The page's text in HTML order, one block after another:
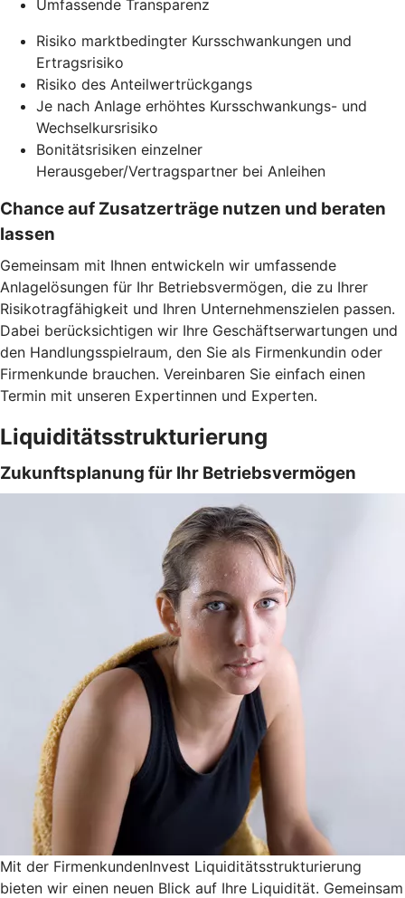
Umfassende Transparenz
Risiko marktbedingter Kursschwankungen und
Ertragsrisiko
Risiko des Anteilwertrückgangs
Je nach Anlage erhöhtes Kursschwankungs- und
Wechselkursrisiko
Bonitätsrisiken einzelner
Herausgeber/Vertragspartner bei Anleihen
Chance auf Zusatzerträge nutzen und beraten
lassen
Gemeinsam mit Ihnen entwickeln wir umfassende
Anlagelösungen für Ihr Betriebsvermögen, die zu Ihrer
Risikotragfähigkeit und Ihren Unternehmenszielen passen.
Dabei berücksichtigen wir Ihre Geschäftserwartungen und
den Handlungsspielraum, den Sie als Firmenkundin oder
Firmenkunde brauchen. Vereinbaren Sie einfach einen
Termin mit unseren Expertinnen und Experten.
Liquiditätsstrukturierung
Zukunftsplanung für Ihr Betriebsvermögen
Mit der FirmenkundenInvest Liquiditätsstrukturierung
bieten wir einen neuen Blick auf Ihre Liquidität. Gemeinsam